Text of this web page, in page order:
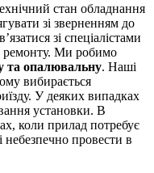
стан обладнання
зі зверненням до
зі спеціалістами
ремонту. Ми робимо
та опалювальну. Наші
вибирається
У деяких випадках
установки. В
коли прилад потребує
небезпечно провести в